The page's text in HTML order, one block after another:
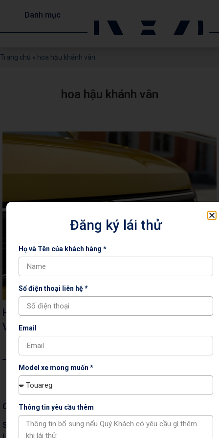
Danh mục
Trang chủ » hoa hậu khánh vân
hoa hậu khánh vân
Hoa hậu Khánh Vân tậu xe sang tiền tỷ
Volkswagen Teramont
Công ty Cổ phần Auto Capital
Showroom & Xưởng dịch vụ:Tầng 1+2 tòa nhà CT3 –
Đăng ký lái thử
Họ và Tên của khách hàng *
Số điện thoại liên hệ *
Email
Model xe mong muốn *
Thông tin yêu cầu thêm